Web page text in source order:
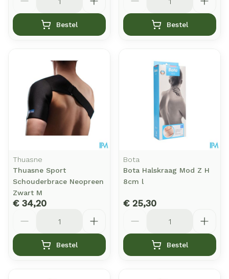
Bestel Bestel
Thuasne
Thuasne Sport
Schouderbrace Neopreen
Zwart M
€ 34,20
Bestel
Bota
Bota Halskraag Mod Z H
8cm l
€ 25,30
Bestel